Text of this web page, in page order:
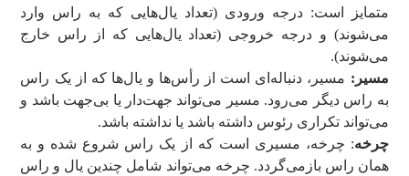
متمایز است: درجه ورودی (تعداد یال‌هایی که به راس وارد
می‌شوند) و درجه خروجی (تعداد یال‌هایی که از راس خارج
می‌شوند).
مسیر: مسیر، دنباله‌ای است از رأس‌ها و یال‌ها که از یک راس
به راس دیگر می‌رود. مسیر می‌تواند جهت‌دار یا بی‌جهت باشد و
می‌تواند تکراری رئوس داشته باشد یا نداشته باشد.
چرخه: چرخه، مسیری است که از یک راس شروع شده و به
همان راس بازمی‌گردد. چرخه می‌تواند شامل چندین یال و راس